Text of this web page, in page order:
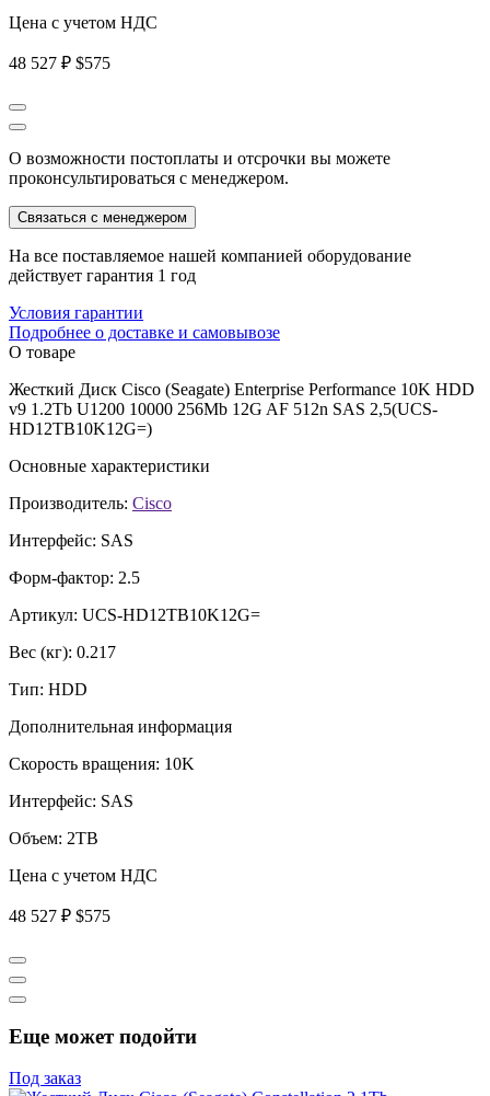
Цена с учетом НДС
48 527 ₽ $575
О возможности постоплаты и отсрочки вы можете
проконсультироваться с менеджером.
Связаться с менеджером
На все поставляемое нашей компанией оборудование
действует гарантия 1 год
Условия гарантии
Подробнее о доставке и самовывозе
О товаре
Жесткий Диск Cisco (Seagate) Enterprise Performance 10K HDD
v9 1.2Tb U1200 10000 256Mb 12G AF 512n SAS 2,5(UCS-
HD12TB10K12G=)
Основные характеристики
Производитель: Cisco
Интерфейс: SAS
Форм-фактор: 2.5
Артикул: UCS-HD12TB10K12G=
Вес (кг): 0.217
Тип: HDD
Дополнительная информация
Скорость вращения: 10K
Интерфейс: SAS
Объем: 2TB
Цена с учетом НДС
48 527 ₽ $575
Еще может подойти
Под заказ